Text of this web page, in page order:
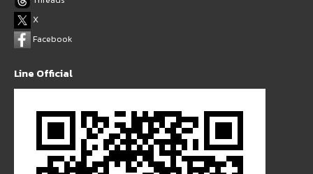
X
Facebook
Line Official